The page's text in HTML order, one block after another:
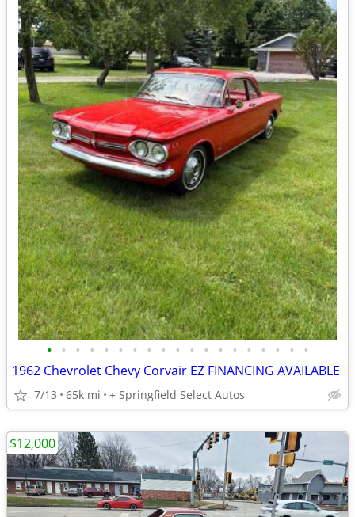
• • • • • • • • • • • • • • • • • • •
1962 Chevrolet Chevy Corvair EZ FINANCING AVAILABLE
7/13 65k mi + Springfield Select Autos
$12,000